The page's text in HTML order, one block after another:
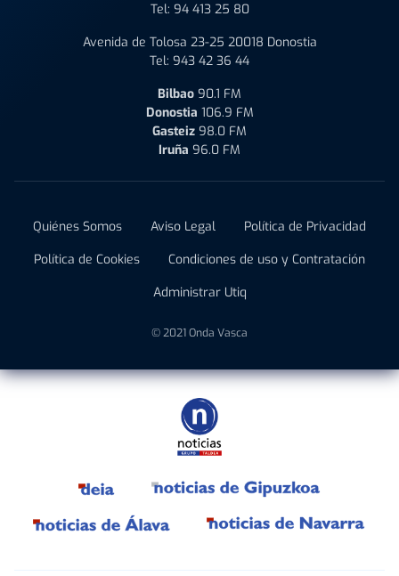
Tel: 94 413 25 80
Avenida de Tolosa 23-25 20018 Donostia
Tel: 943 42 36 44
Bilbao 90.1 FM
Donostia 106.9 FM
Gasteiz 98.0 FM
Iruña 96.0 FM
Quiénes Somos Aviso Legal
Política de Privacidad
Política de Cookies
Condiciones de uso y Contratación
Administrar Utiq
© 2021 Onda Vasca